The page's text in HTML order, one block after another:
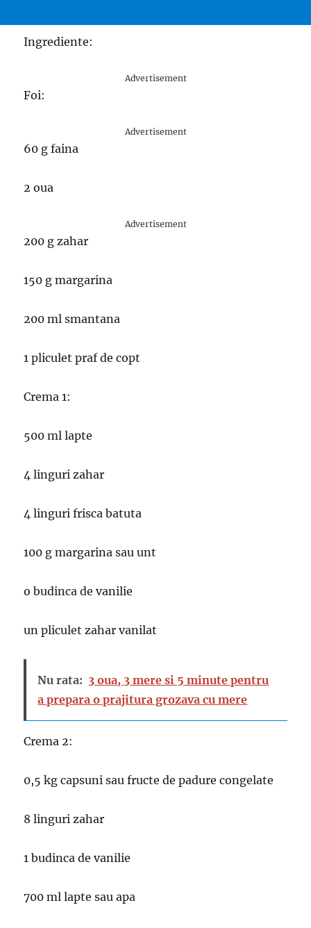
Ingrediente:
Advertisement
Foi:
Advertisement
60 g faina
2 oua
Advertisement
200 g zahar
150 g margarina
200 ml smantana
1 pliculet praf de copt
Crema 1:
500 ml lapte
4 linguri zahar
4 linguri frisca batuta
100 g margarina sau unt
o budinca de vanilie
un pliculet zahar vanilat
Nu rata: 3 oua, 3 mere si 5 minute pentru
a prepara o prajitura grozava cu mere
Crema 2:
0,5 kg capsuni sau fructe de padure congelate
8 linguri zahar
1 budinca de vanilie
700 ml lapte sau apa